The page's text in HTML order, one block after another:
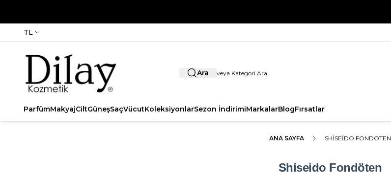
TL
Ara
ParfümMakyajCiltGüneşSaçVücutKoleksiyonlarSezon İndirimiMarkalarBlogFırsatlar
ANA SAYFA SHISEIDO FONDOTEN
Shiseido Fondöten